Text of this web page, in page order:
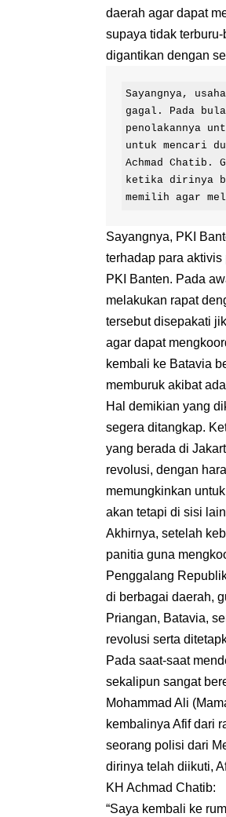
daerah agar dapat
supaya tidak
digantikan dengan
Sayangnya,
gagal. Pada
penolakannya
untuk mencari
Achmad Chatib.
ketika dirinya
memilih agar
Sayangnya, PKI
terhadap para
PKI Banten. Pada
melakukan rapat
tersebut disepakati
agar dapat
kembali ke Batavia
memburuk akibat
Hal demikian yang
segera ditangkap.
yang berada di
revolusi, dengan
memungkinkan
akan tetapi di sisi
Akhirnya, setelah
panitia guna
Penggalang
di berbagai daerah,
Priangan, Batavia,
revolusi serta
Pada saat-saat
sekalipun sangat
Mohammad Ali
kembalinya Afif dari
seorang polisi dari
dirinya telah diikuti,
KH Achmad Chatib:
“Saya kembali ke